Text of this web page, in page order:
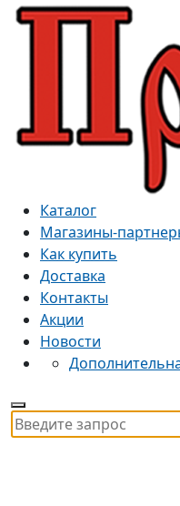
Каталог
Магазины-
Как купить
Доставка
Контакты
Акции
Новости